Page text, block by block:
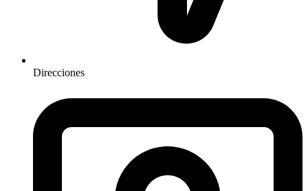
Direcciones